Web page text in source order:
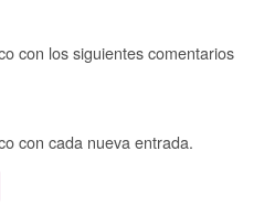
con los siguientes comentarios
con cada nueva entrada.